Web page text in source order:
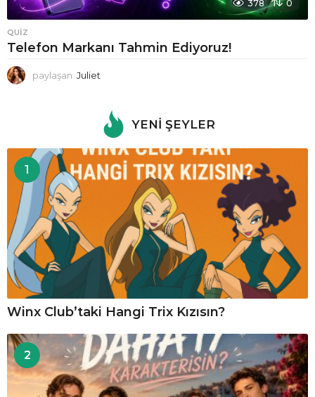
378 0
QUIZ
Telefon Markanı Tahmin Ediyoruz!
paylaşan Juliet
YENI ŞEYLER
1
Winx Club’taki Hangi Trix Kızısın?
2